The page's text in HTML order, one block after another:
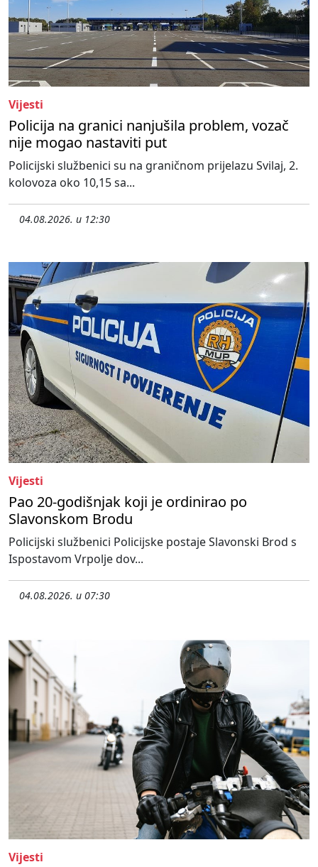
Vijesti
Policija na granici nanjušila problem, vozač
nije mogao nastaviti put
Policijski službenici su na graničnom prijelazu Svilaj, 2.
kolovoza oko 10,15 sa...
04.08.2026. u 12:30
Vijesti
Pao 20-godišnjak koji je ordinirao po
Slavonskom Brodu
Policijski službenici Policijske postaje Slavonski Brod s
Ispostavom Vrpolje dov...
04.08.2026. u 07:30
Vijesti